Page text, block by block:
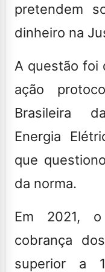
pretendem
dinheiro na
A questão foi
ação
Brasileira
Energia
que
da norma.
Em 2021,
cobrança
superior a